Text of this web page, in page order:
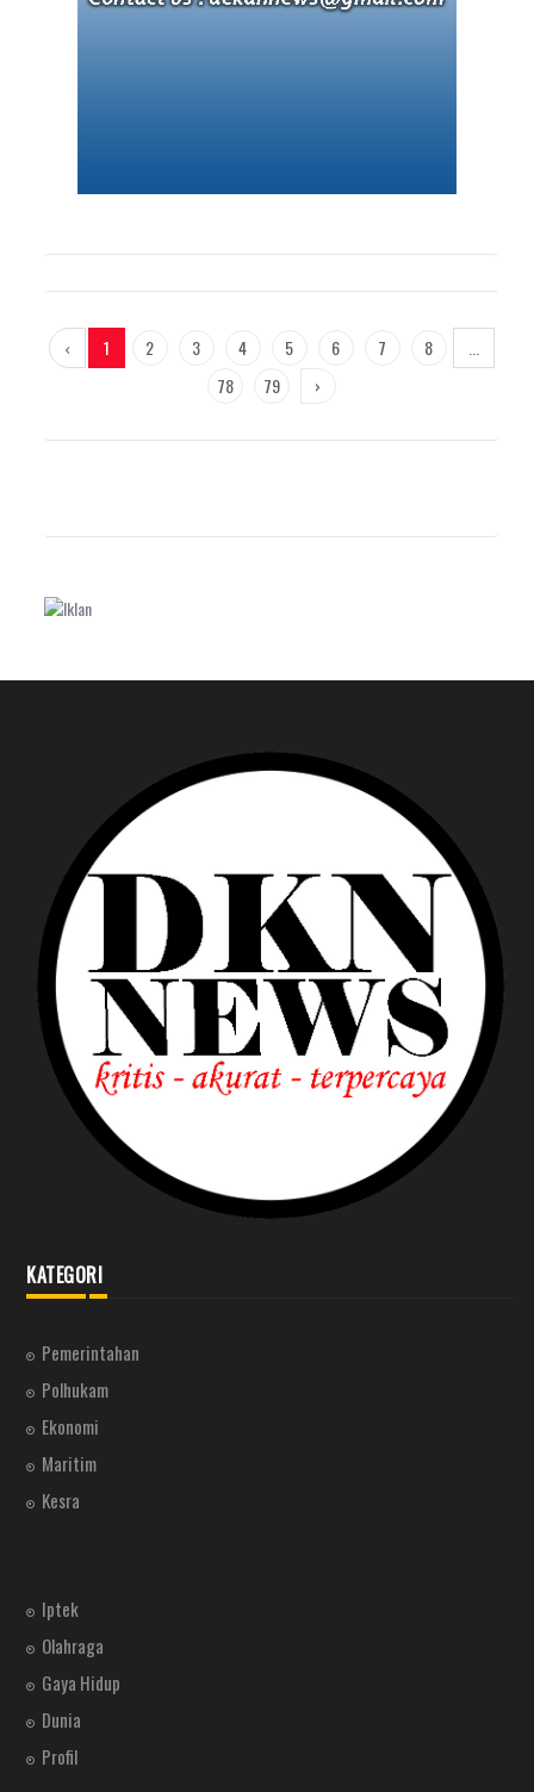
‹ 1 2 3 4 5 6 7 8
78
79 ›
KATEGORI
Pemerintahan
Polhukam
Ekonomi
Maritim
Kesra
Iptek
Olahraga
Gaya Hidup
Dunia
Profil